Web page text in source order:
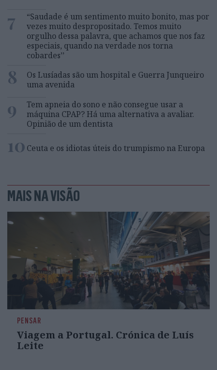
7
“Saudade é um sentimento muito bonito, mas por
vezes muito despropositado. Temos muito
orgulho dessa palavra, que achamos que nos faz
especiais, quando na verdade nos torna
cobardes’’
8
Os Lusíadas são um hospital e Guerra Junqueiro
uma avenida
9
Tem apneia do sono e não consegue usar a
máquina CPAP? Há uma alternativa a avaliar.
Opinião de um dentista
10 Ceuta e os idiotas úteis do trumpismo na Europa
MAIS NA VISÃO
PENSAR
Viagem a Portugal. Crónica de Luís
Leite